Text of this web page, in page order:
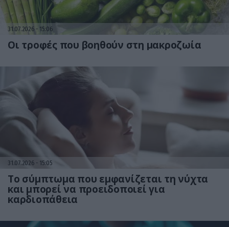
31.07.2026 15:06
Οι τροφές που βοηθούν στη μακροζωία
31.07.2026 15:05
Το σύμπτωμα που εμφανίζεται τη νύχτα
και μπορεί να προειδοποιεί για
καρδιοπάθεια